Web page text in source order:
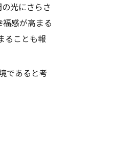
光にさらさ
感が高まる
ることも報
であると考